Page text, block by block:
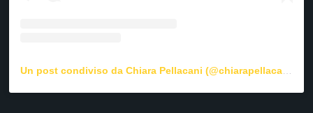
Un post condiviso da Chiara Pellacani (@chiarapellacanii)